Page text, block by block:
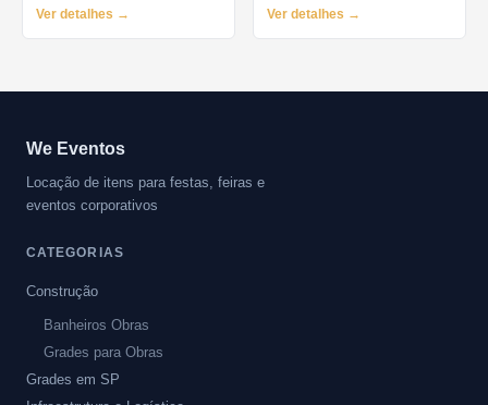
Ver detalhes → Ver detalhes →
We Eventos
Locação de itens para festas, feiras e
eventos corporativos
CATEGORIAS
Construção
Banheiros Obras
Grades para Obras
Grades em SP